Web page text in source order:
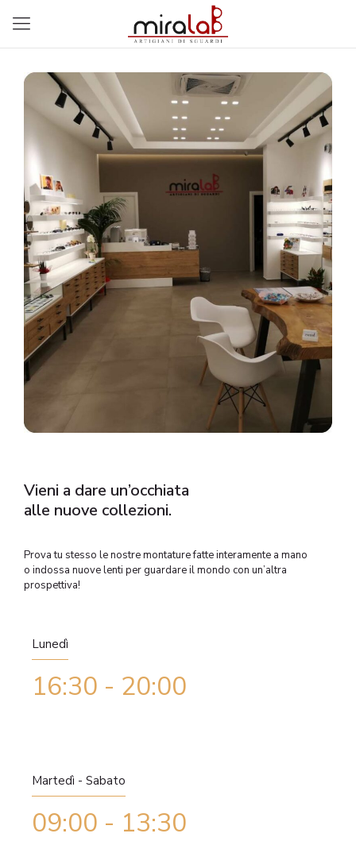
Vieni a dare un’occhiata
alle nuove collezioni.
Prova tu stesso le nostre montature fatte interamente a mano
o indossa nuove lenti per guardare il mondo con un’altra
prospettiva!
Lunedì
16:30 - 20:00
Martedì - Sabato
09:00 - 13:30